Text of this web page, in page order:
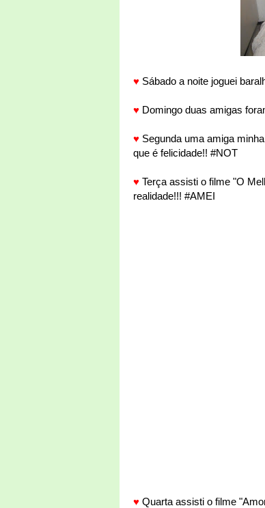
♥ Sábado a noite joguei
♥ Domingo duas amigas
♥ Segunda uma amiga
que é felicidade!! #NOT
♥ Terça assisti o filme "O
realidade!!! #AMEI
♥ Quarta assisti o filme